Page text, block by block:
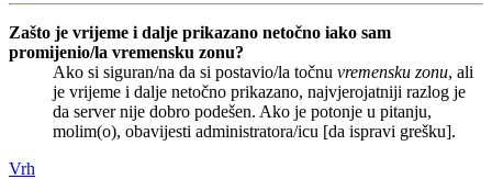
Zašto je vrijeme i dalje prikazano netočno iako sam
promijenio/la vremensku zonu?
Ako si siguran/na da si postavio/la točnu vremensku zonu, ali
je vrijeme i dalje netočno prikazano, najvjerojatniji razlog je
da server nije dobro podešen. Ako je potonje u pitanju,
molim(o), obavijesti administratora/icu [da ispravi grešku].
Vrh